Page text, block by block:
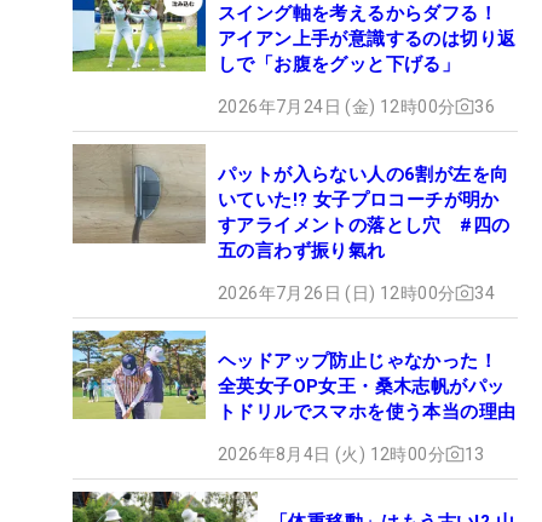
スイング軸を考えるからダフる！
アイアン上手が意識するのは切り返
しで「お腹をグッと下げる」
2026年7月24日 (金) 12時00分 36
パットが入らない人の6割が左を向
いていた!? 女子プロコーチが明か
すアライメントの落とし穴 #四の
五の言わず振り氣れ
2026年7月26日 (日) 12時00分 34
ヘッドアップ防止じゃなかった！
全英女子OP女王・桑木志帆がパッ
トドリルでスマホを使う本当の理由
2026年8月4日 (火) 12時00分 13